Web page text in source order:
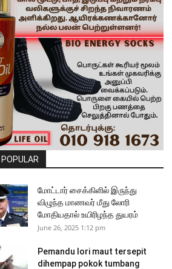
மோட்டார் சைக்கிளில் இருந்து
விழுந்த மாணவர் மீது லோரி
மோதியதால் உயிரிழந்த துயரம்
June 26, 2025 1:12 pm
Pemandu lori maut tersepit
dihempap pokok tumbang